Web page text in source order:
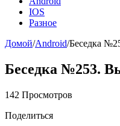
IOS
Разное
Домой/Android/Беседка
Беседка №253.
142 Просмотров
Поделиться